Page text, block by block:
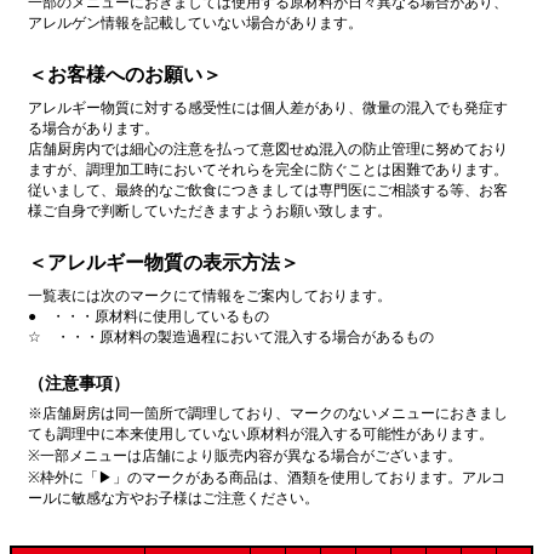
アレルゲン情報を記載していない場合があります。
＜お客様へのお願い＞
アレルギー物質に対する感受性には個人差があり、微量の混入でも発症す
る場合があります。
店舗厨房内では細心の注意を払って意図せぬ混入の防止管理に努めており
ますが、調理加工時においてそれらを完全に防ぐことは困難であります。
従いまして、最終的なご飲食につきましては専門医にご相談する等、お客
様ご自身で判断していただきますようお願い致します。
＜アレルギー物質の表示方法＞
一覧表には次のマークにて情報をご案内しております。
● ・・・原材料に使用しているもの
☆ ・・・原材料の製造過程において混入する場合があるもの
（注意事項）
※店舗厨房は同一箇所で調理しており、マークのないメニューにおきまし
ても調理中に本来使用していない原材料が混入する可能性があります。
※一部メニューは店舗により販売内容が異なる場合がございます。
※枠外に「▶」のマークがある商品は、酒類を使用しております。アルコ
ールに敏感な方やお子様はご注意ください。